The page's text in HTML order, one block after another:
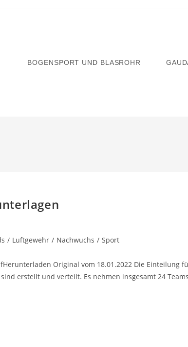
BOGENSPORT UND BLASROHR
/ Luftgewehr / Nachwuchs / Sport
Original vom 18.01.2022 Die Einteilung
erstellt und verteilt. Es nehmen insgesamt 24 Teams